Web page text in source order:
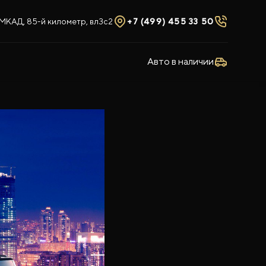
85-й километр, вл3с2 +7 (499) 455 33 50
Авто в наличии